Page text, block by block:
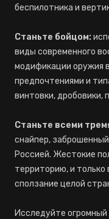
беспилотника и
Станьте бойцом:
виды современного
модификации оружия
предпочтениями и
винтовки, дробовики,
Станьте всеми
снайпер,
Россией. Жестокие
территорию, и
сползание целой
Исследуйте